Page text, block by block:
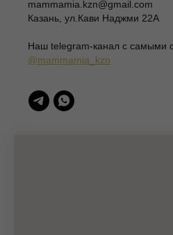
mammamia.kzn@gmail.com
Казань, ул.Кави Наджми 22А
Наш telegram-канал c самыми
@mammamia_kzn
ИНН 166003379276
420111, Казань, ул.Кави Наджми 22А
(c)Разработка сайта 2022-2025, @eliza_profi_group